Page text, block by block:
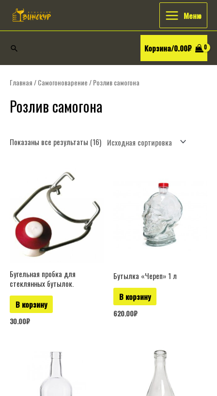
Перейти
содержимому
Main
Menu
Меню
Поиск Корзина/0.00₽
Главная/Самогоноварение/ Розлив самогона
Розлив самогона
Показаны все результаты (16)
Бугельная пробка для
стеклянных бутылок.
В корзину
30.00₽
Бутылка «Череп» 1 л
В корзину
620.00₽
Искать: